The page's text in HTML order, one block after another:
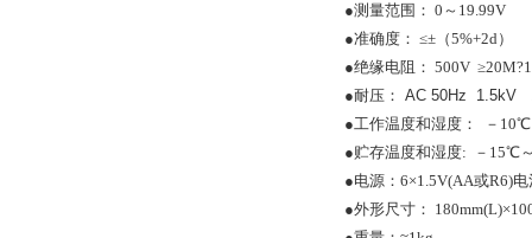
●测量范围： 0～19.99V
●准确度： ≤±（5%+2d）
●绝缘电阻： 500V
●耐压： AC 50Hz 1.5kV
●工作温度和湿度： －
●贮存温度和湿度: －15℃
●电源：6×1.5V(AA或R6)
●外形尺寸：